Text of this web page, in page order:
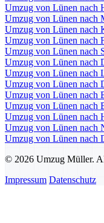
Umzug von Lünen nach
Umzug von Lünen nach
Umzug von Lünen nach
Umzug von Lünen nach
Umzug von Lünen nach
Umzug von Lünen nach
Umzug von Lünen nach
Umzug von Lünen nach
Umzug von Lünen nach
Umzug von Lünen nach
Umzug von Lünen nach
Umzug von Lünen nach
Umzug von Lünen nach
© 2026 Umzug Müller.
Impressum Datenschutz